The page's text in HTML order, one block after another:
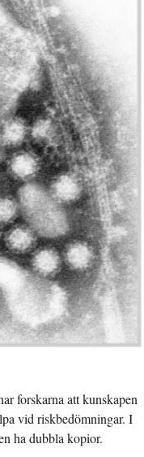
forskarna att kunskapen
vid riskbedömningar. I
ha dubbla kopior.